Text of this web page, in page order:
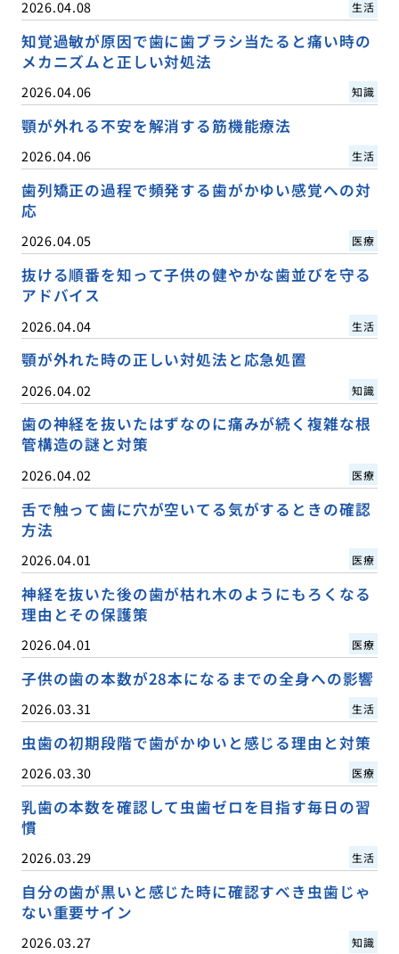
2026.04.08 生活
知覚過敏が原因で歯に歯ブラシ当たると痛い時の
メカニズムと正しい対処法
2026.04.06 知識
顎が外れる不安を解消する筋機能療法
2026.04.06 生活
歯列矯正の過程で頻発する歯がかゆい感覚への対
応
2026.04.05 医療
抜ける順番を知って子供の健やかな歯並びを守る
アドバイス
2026.04.04 生活
顎が外れた時の正しい対処法と応急処置
2026.04.02 知識
歯の神経を抜いたはずなのに痛みが続く複雑な根
管構造の謎と対策
2026.04.02 医療
舌で触って歯に穴が空いてる気がするときの確認
方法
2026.04.01 医療
神経を抜いた後の歯が枯れ木のようにもろくなる
理由とその保護策
2026.04.01 医療
子供の歯の本数が28本になるまでの全身への影響
2026.03.31 生活
虫歯の初期段階で歯がかゆいと感じる理由と対策
2026.03.30 医療
乳歯の本数を確認して虫歯ゼロを目指す毎日の習
慣
2026.03.29 生活
自分の歯が黒いと感じた時に確認すべき虫歯じゃ
ない重要サイン
2026.03.27 知識